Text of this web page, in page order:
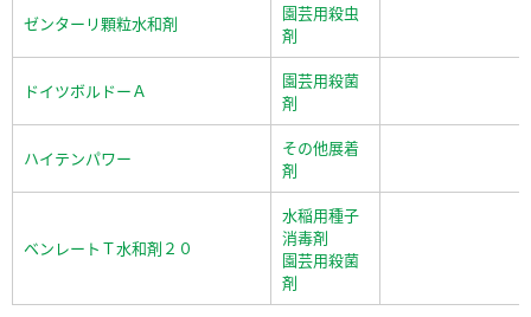
ゼンターリ顆粒水和剤
園芸用殺虫
剤
ドイツボルドーＡ
園芸用殺菌
剤
ハイテンパワー
その他展着
剤
ベンレートＴ水和剤２０
水稲用種子
消毒剤
園芸用殺菌
剤